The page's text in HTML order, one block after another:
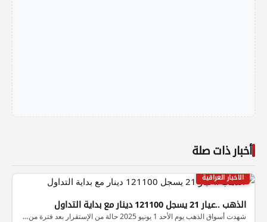
أخبار ذات صلة
الاخبار العراقية
الذهب ..عيار 21 يسجل 121100 دينار مع بداية التداول
شهدت أسواق الذهب يوم الأحد 1 يونيو 2025 حالة من الإستقرار بعد فترة من…